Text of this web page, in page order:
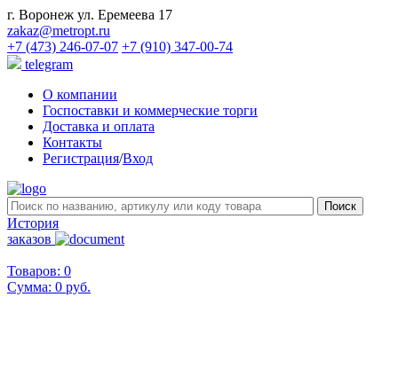
г. Воронеж ул. Еремеева 17
zakaz@metropt.ru
+7 (473) 246-07-07 +7 (910) 347-00-74
telegram
О компании
Госпоставки и коммерческие торги
Доставка и оплата
Контакты
Регистрация/Вход
История
заказов
Товаров: 0
Сумма: 0 руб.